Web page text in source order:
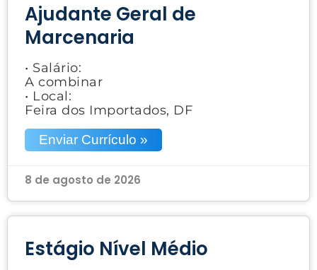
Ajudante Geral de
Marcenaria
• Salário:
A combinar
• Local:
Feira dos Importados, DF
Enviar Currículo »
8 de agosto de 2026
Estágio Nível Médio